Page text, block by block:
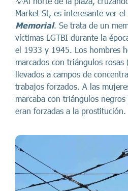
Market St, es interesante ver el
Memorial. Se trata de un
víctimas LGTBI durante la
el 1933 y 1945. Los hombres
marcados con triángulos
llevados a campos de
trabajos forzados. A las
marcaba con triángulos
eran forzadas a la prostitución.